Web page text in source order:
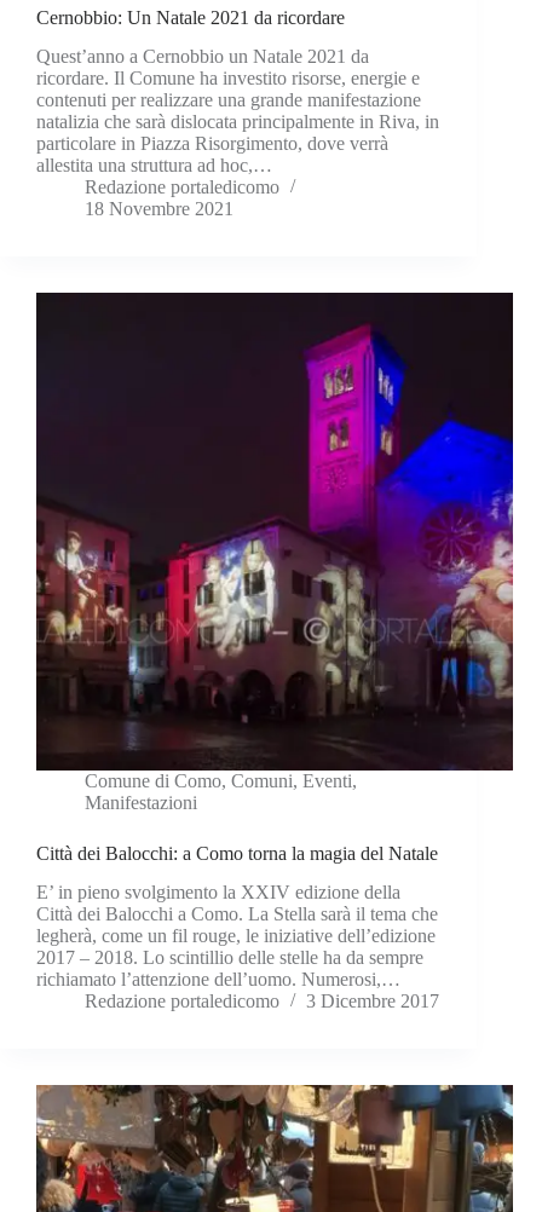
Cernobbio: Un Natale 2021 da ricordare
Quest’anno a Cernobbio un Natale 2021 da
ricordare. Il Comune ha investito risorse, energie e
contenuti per realizzare una grande manifestazione
natalizia che sarà dislocata principalmente in Riva, in
particolare in Piazza Risorgimento, dove verrà
allestita una struttura ad hoc,…
Redazione portaledicomo
18 Novembre 2021
Comune di Como, Comuni, Eventi,
Manifestazioni
Città dei Balocchi: a Como torna la magia del Natale
E’ in pieno svolgimento la XXIV edizione della
Città dei Balocchi a Como. La Stella sarà il tema che
legherà, come un fil rouge, le iniziative dell’edizione
2017 – 2018. Lo scintillio delle stelle ha da sempre
richiamato l’attenzione dell’uomo. Numerosi,…
Redazione portaledicomo
3 Dicembre 2017